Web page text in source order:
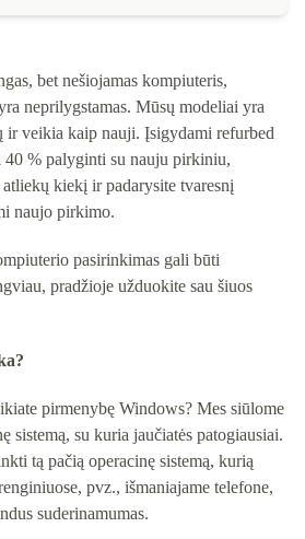
bet nešiojamas kompiuteris,
neprilygstamas. Mūsų modeliai yra
veikia kaip nauji. Įsigydami refurbed
40 % palyginti su nauju pirkiniu,
kiekį ir padarysite tvaresnį
naujo pirkimo.
pasirinkimas gali būti
pradžioje užduokite sau šiuos
pirmenybę Windows? Mes siūlome
sistemą, su kuria jaučiatės patogiausiai.
tą pačią operacinę sistemą, kurią
pvz., išmaniajame telefone,
suderinamumas.